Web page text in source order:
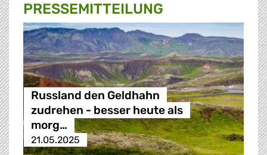
PRESSE­MITTEILUNG
Russland den Geldhahn
zudrehen - besser heute als
morg…
21.05.2025